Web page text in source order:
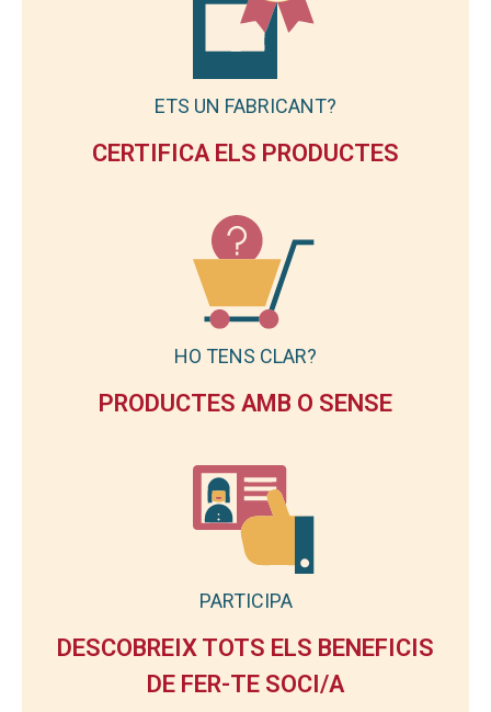
ETS UN FABRICANT?
CERTIFICA ELS PRODUCTES
HO TENS CLAR?
PRODUCTES AMB O SENSE
PARTICIPA
DESCOBREIX TOTS ELS BENEFICIS
DE FER-TE SOCI/A